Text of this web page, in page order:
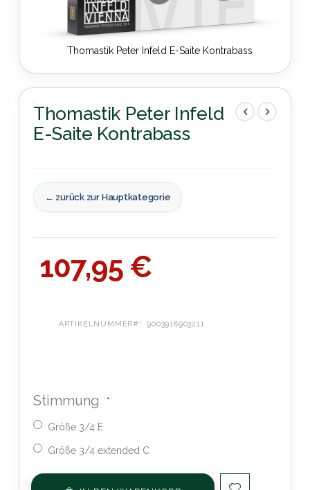
Thomastik Peter Infeld E-Saite Kontrabass
Zum
Anfang
der
Bildergalerie
springen
Thomastik Peter Infeld
E-Saite Kontrabass
← zurück zur Hauptkategorie
107,95 €
ARTIKELNUMMER 9003918903211
Stimmung
Größe 3/4 E
Größe 3/4 extended C